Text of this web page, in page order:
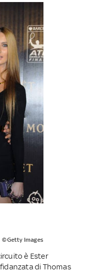
©Getty Images
è Ester
di Thomas